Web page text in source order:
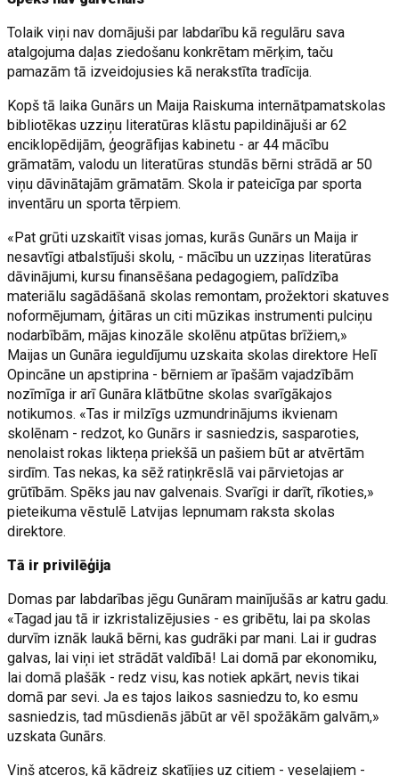
Tolaik viņi nav domājuši par labdarību kā regulāru sava
atalgojuma daļas ziedošanu konkrētam mērķim, taču
pamazām tā izveidojusies kā nerakstīta tradīcija.
Kopš tā laika Gunārs un Maija Raiskuma internātpamatskolas
bibliotēkas uzziņu literatūras klāstu papildinājuši ar 62
enciklopēdijām, ģeogrāfijas kabinetu - ar 44 mācību
grāmatām, valodu un literatūras stundās bērni strādā ar 50
viņu dāvinātajām grāmatām. Skola ir pateicīga par sporta
inventāru un sporta tērpiem.
«Pat grūti uzskaitīt visas jomas, kurās Gunārs un Maija ir
nesavtīgi atbalstījuši skolu, - mācību un uzziņas literatūras
dāvinājumi, kursu finansēšana pedagogiem, palīdzība
materiālu sagādāšanā skolas remontam, prožektori skatuves
noformējumam, ģitāras un citi mūzikas instrumenti pulciņu
nodarbībām, mājas kinozāle skolēnu atpūtas brīžiem,»
Maijas un Gunāra ieguldījumu uzskaita skolas direktore Helī
Opincāne un apstiprina - bērniem ar īpašām vajadzībām
nozīmīga ir arī Gunāra klātbūtne skolas svarīgākajos
notikumos. «Tas ir milzīgs uzmundrinājums ikvienam
skolēnam - redzot, ko Gunārs ir sasniedzis, sasparoties,
nenolaist rokas likteņa priekšā un pašiem būt ar atvērtām
sirdīm. Tas nekas, ka sēž ratiņkrēslā vai pārvietojas ar
grūtībām. Spēks jau nav galvenais. Svarīgi ir darīt, rīkoties,»
pieteikuma vēstulē Latvijas lepnumam raksta skolas
direktore.
Tā ir privilēģija
Domas par labdarības jēgu Gunāram mainījušās ar katru gadu.
«Tagad jau tā ir izkristalizējusies - es gribētu, lai pa skolas
durvīm iznāk laukā bērni, kas gudrāki par mani. Lai ir gudras
galvas, lai viņi iet strādāt valdībā! Lai domā par ekonomiku,
lai domā plašāk - redz visu, kas notiek apkārt, nevis tikai
domā par sevi. Ja es tajos laikos sasniedzu to, ko esmu
sasniedzis, tad mūsdienās jābūt ar vēl spožākām galvām,»
uzskata Gunārs.
Viņš atceros, kā kādreiz skatījies uz citiem - veselajiem -